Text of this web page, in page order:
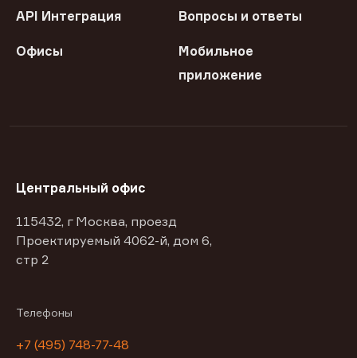
API Интеграция Вопросы и ответы
Офисы
Мобильное
приложение
Центральный офис
115432, г Москва, проезд
Проектируемый 4062-й, дом 6,
стр 2
Телефоны
+7 (495) 748-77-48